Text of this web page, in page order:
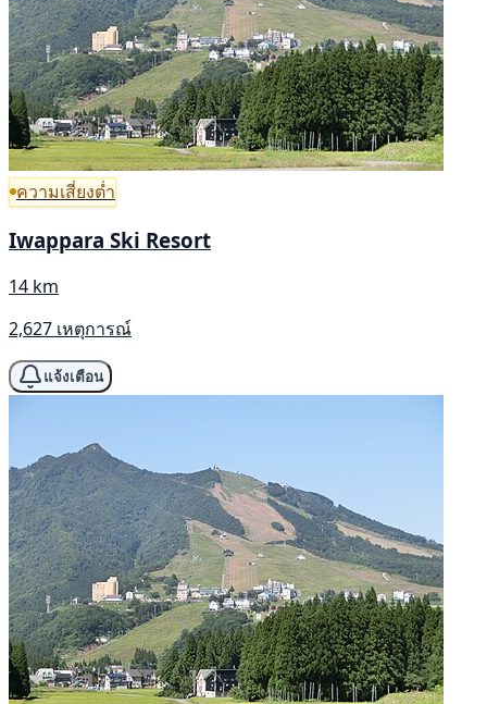
ความเสี่ยงต่ำ
Iwappara Ski Resort
14 km
2,627 เหตุการณ์
แจ้งเตือน